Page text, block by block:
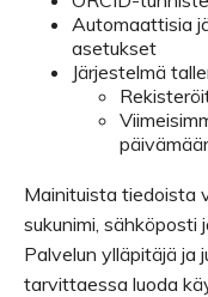
Automaattisia
asetukset
Järjestelmä
Mainituista tiedoista
sukunimi, sähköposti
Palvelun ylläpitäjä ja
tarvittaessa luoda